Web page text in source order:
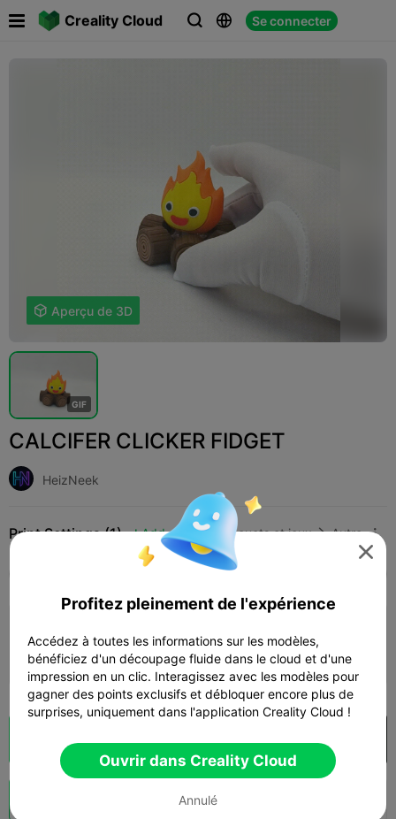
Creality Cloud   Se connecter

 Aperçu de 3D
GIF
CALCIFER CLICKER FIDGET
HeizNeek
Print Settings (1) Add Jouets et jeux  Autre 
 01h 17m  1 plates  24.88g
155

Profitez pleinement de l'expérience
Accédez à toutes les informations sur les modèles,
bénéficiez d'un découpage fluide dans le cloud et d'une
impression en un clic. Interagissez avec les modèles pour
gagner des points exclusifs et débloquer encore plus de
surprises, uniquement dans l'application Creality Cloud !
Ouvrir dans Creality Cloud
Annulé